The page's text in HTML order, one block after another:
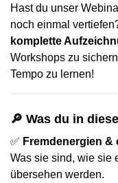
Hast du unser
noch einmal
komplette
Workshops zu
Tempo zu lernen!
🔎 Was du in
✅ Fremdenergien
Was sie sind, wie sie
übersehen werden.